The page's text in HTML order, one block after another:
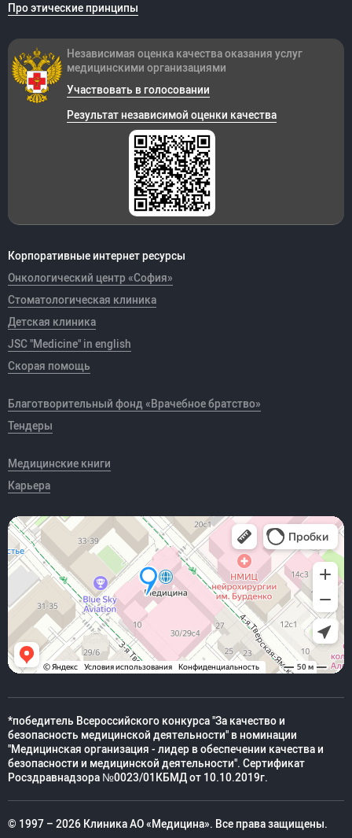
Про этические принципы
Корпоративные интернет ресурсы
Онкологический центр «София»
Стоматологическая клиника
Детская клиника
JSC "Medicine" in english
Скорая помощь
Благотворительный фонд «Врачебное братство»
Тендеры
Медицинские книги
Карьера
Независимая оценка качества оказания услуг
медицинскими организациями
Участвовать в голосовании
Результат независимой оценки качества
*победитель Всероссийского конкурса "За качество и
безопасность медицинской деятельности" в номинации
"Медицинская организация - лидер в обеспечении качества и
безопасности и медицинской деятельности". Сертификат
Росздравнадзора №0023/01КБМД от 10.10.2019г.
© 1997 – 2026 Клиника АО «Медицина». Все права защищены.